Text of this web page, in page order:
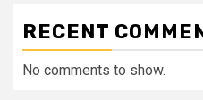
RECENT
No comments to show.